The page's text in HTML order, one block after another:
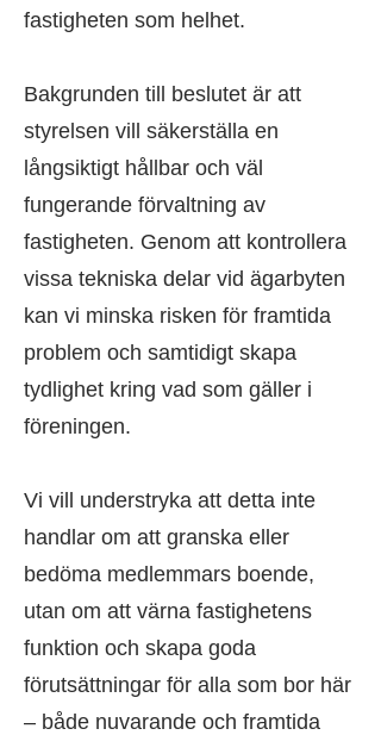
fastigheten som helhet.
Bakgrunden till beslutet är att
styrelsen vill säkerställa en
långsiktigt hållbar och väl
fungerande förvaltning av
fastigheten. Genom att kontrollera
vissa tekniska delar vid ägarbyten
kan vi minska risken för framtida
problem och samtidigt skapa
tydlighet kring vad som gäller i
föreningen.
Vi vill understryka att detta inte
handlar om att granska eller
bedöma medlemmars boende,
utan om att värna fastighetens
funktion och skapa goda
förutsättningar för alla som bor här
– både nuvarande och framtida